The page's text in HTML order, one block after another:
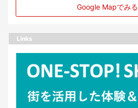
Google Mapでみる
Links